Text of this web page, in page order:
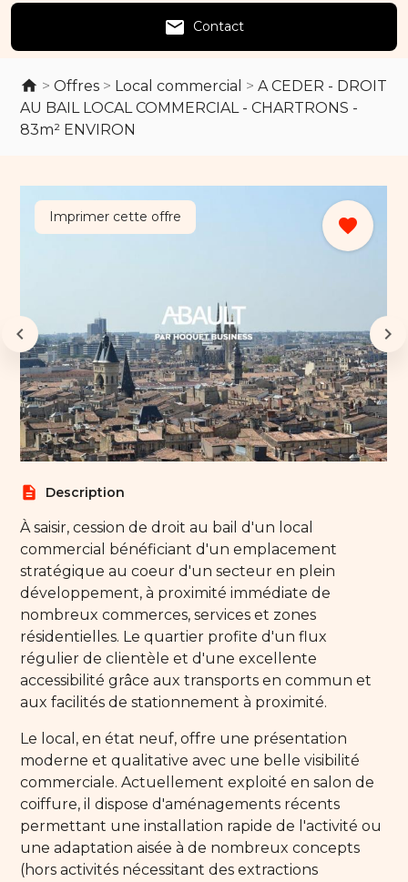
email Contact
>Offres > Local commercial >A CEDER - DROIT
AU BAIL LOCAL COMMERCIAL - CHARTRONS -
83m² ENVIRON
favorite
Imprimer cette offre
description Description
À saisir, cession de droit au bail d'un local
commercial bénéficiant d'un emplacement
stratégique au coeur d'un secteur en plein
développement, à proximité immédiate de
nombreux commerces, services et zones
résidentielles. Le quartier profite d'un flux
régulier de clientèle et d'une excellente
accessibilité grâce aux transports en commun et
aux facilités de stationnement à proximité.
Le local, en état neuf, offre une présentation
moderne et qualitative avec une belle visibilité
commerciale. Actuellement exploité en salon de
coiffure, il dispose d'aménagements récents
permettant une installation rapide de l'activité ou
une adaptation aisée à de nombreux concepts
(hors activités nécessitant des extractions